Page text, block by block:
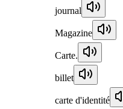
journal
Magazine
Carte.
billet
carte d'identité